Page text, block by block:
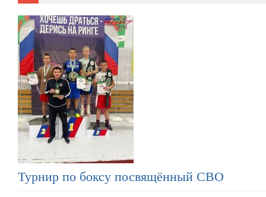
Турнир по боксу посвящённый СВО